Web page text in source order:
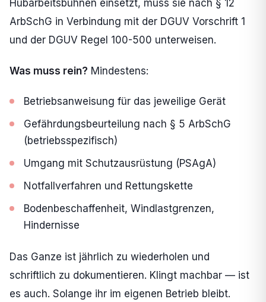
Hubarbeitsbühnen einsetzt, muss sie nach § 12
ArbSchG in Verbindung mit der DGUV Vorschrift 1
und der DGUV Regel 100-500 unterweisen.
Was muss rein? Mindestens:
Betriebsanweisung für das jeweilige Gerät
Gefährdungsbeurteilung nach § 5 ArbSchG
(betriebsspezifisch)
Umgang mit Schutzausrüstung (PSAgA)
Notfallverfahren und Rettungskette
Bodenbeschaffenheit, Windlastgrenzen,
Hindernisse
Das Ganze ist jährlich zu wiederholen und
schriftlich zu dokumentieren. Klingt machbar — ist
es auch. Solange ihr im eigenen Betrieb bleibt.